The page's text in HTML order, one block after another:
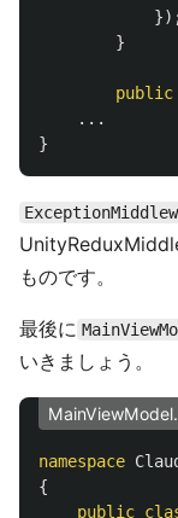
}
public
...
}
ものです。
最後に
いきましょう。
namespace
{
public